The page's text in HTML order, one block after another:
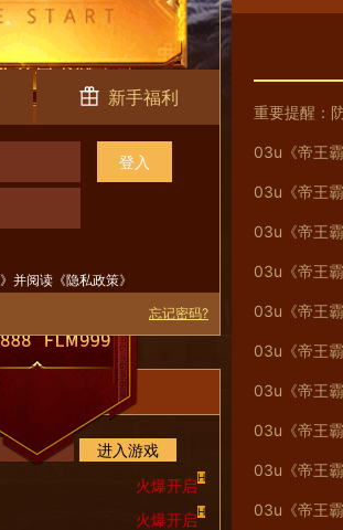
新手福利
登入
》并阅读《隐私政策》
忘记密码?
进入游戏
火爆开启H
火爆开启H
重要提醒：
03u《帝王
03u《帝王
03u《帝王
03u《帝王
03u《帝王
03u《帝王
03u《帝王
03u《帝王
03u《帝王
03u《帝王